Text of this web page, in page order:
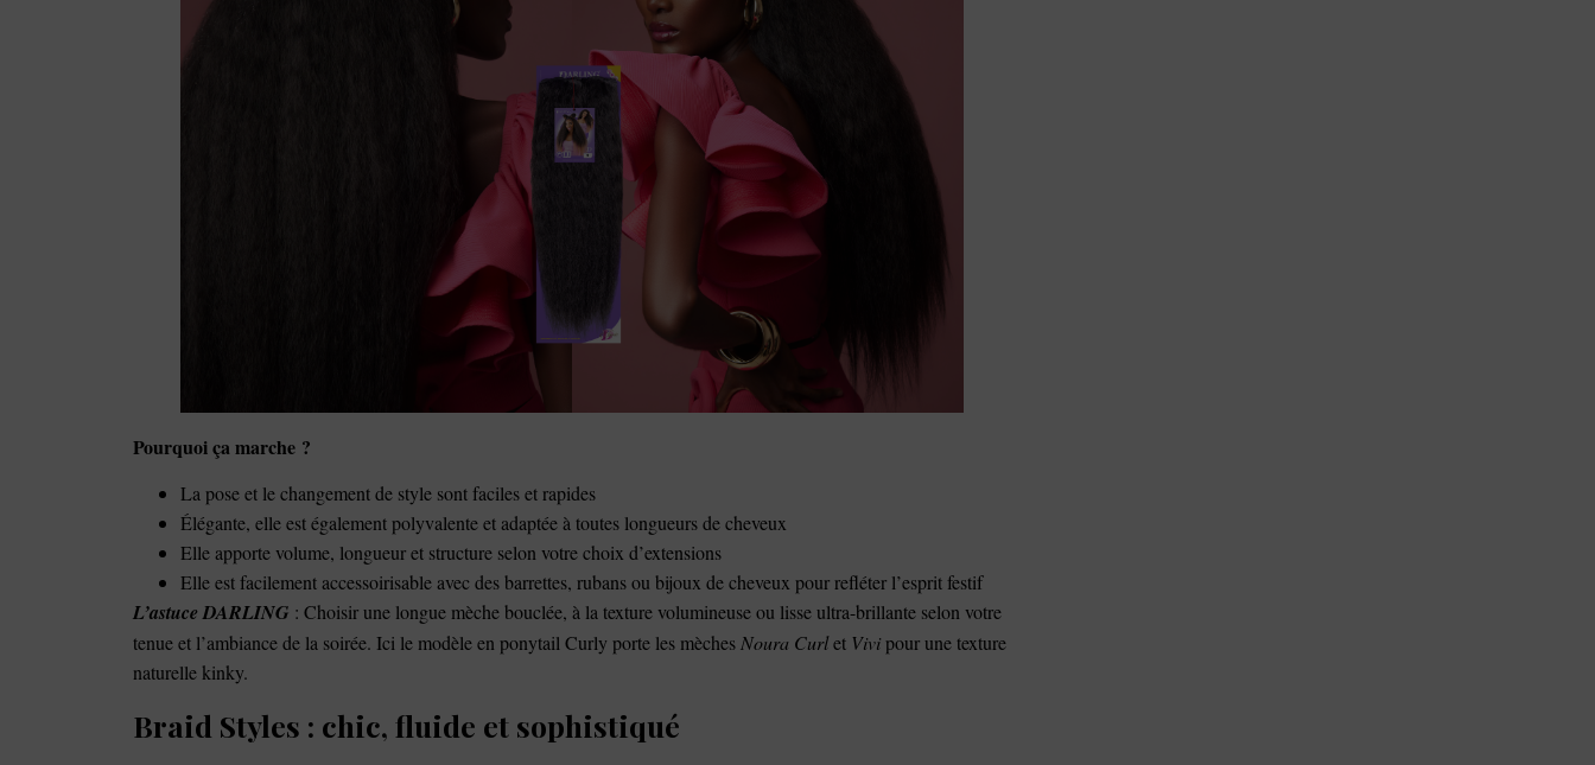
Pourquoi ça marche ?
La pose et le changement de style sont faciles et rapides
Élégante, elle est également polyvalente et adaptée à toutes longueurs de cheveux
Elle apporte volume, longueur et structure selon votre choix d’extensions
Elle est facilement accessoirisable avec des barrettes, rubans ou bijoux de cheveux pour refléter l’esprit festif
L’astuce DARLING : Choisir une longue mèche bouclée, à la texture volumineuse ou lisse ultra-brillante selon votre
tenue et l’ambiance de la soirée. Ici le modèle en ponytail Curly porte les mèchesNoura Curlet Vivipour une texture
naturelle kinky.
Braid Styles : chic, fluide et sophistiqué